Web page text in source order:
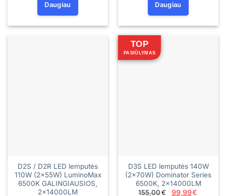
Daugiau Daugiau
D2S / D2R LED lemputės
110W (2×55W) LuminoMax
6500K GALINGIAUSIOS,
2×14000LM
TOP
PASIŪLYMAS
D3S LED lemputės 140W
(2×70W) Dominator Series
6500K, 2×14000LM
155,00€
Original
99,99€